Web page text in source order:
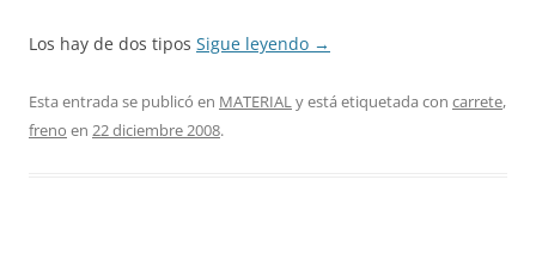
Los hay de dos tipos Sigue leyendo →
Esta entrada se publicó en MATERIALy está etiquetada con carrete,
freno en 22 diciembre 2008.